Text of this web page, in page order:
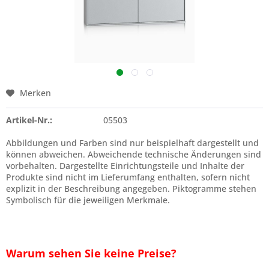
Merken
Artikel-Nr.:
05503
Abbildungen und Farben sind nur beispielhaft dargestellt und
können abweichen. Abweichende technische Änderungen sind
vorbehalten. Dargestellte Einrichtungsteile und Inhalte der
Produkte sind nicht im Lieferumfang enthalten, sofern nicht
explizit in der Beschreibung angegeben. Piktogramme stehen
Symbolisch für die jeweiligen Merkmale.
Warum sehen Sie keine Preise?